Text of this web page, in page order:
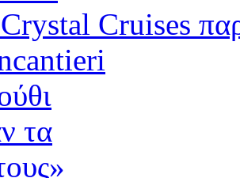
Cruises